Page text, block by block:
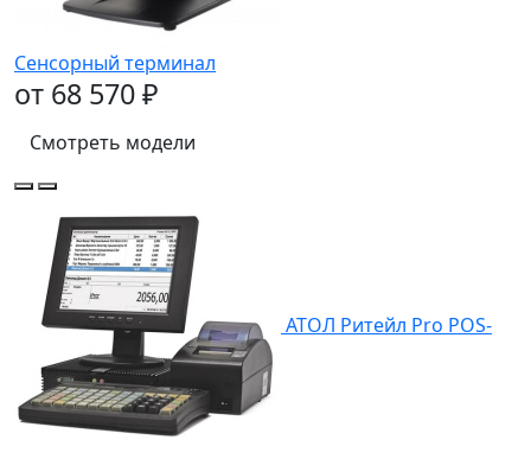
Сенсорный терминал
от 68 570 ₽
Смотреть модели
АТОЛ Ритейл Pro POS-